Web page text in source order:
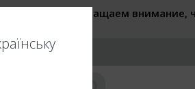
Также обращаем внимание,